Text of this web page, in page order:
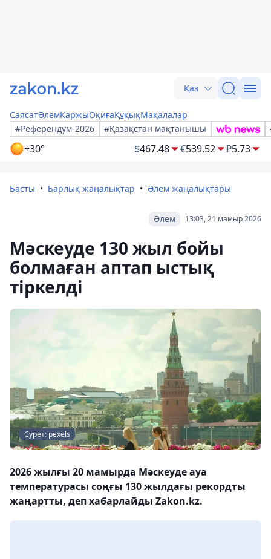
Қаз
СаясатӘлемҚаржыОқиғаҚұқықМақалалар
#Референдум-2026
#Қазақстан мақтанышы
+30° $467.48 €539.52 ₽5.73
Басты Барлық жаңалықтар Әлем жаңалықтары
13:03, 21 мамыр 2026
Әлем
Мәскеуде 130 жыл бойы
болмаған аптап ыстық
тіркелді
Сурет: pexels
2026 жылғы 20 мамырда Мәскеуде ауа
температурасы соңғы 130 жылдағы рекордты
жаңартты, деп хабарлайды Zakon.kz.